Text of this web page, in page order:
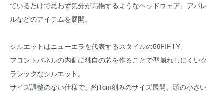
ているだけで思わず気分が高揚するようなヘッドウェア、アパレ
ルなどのアイテムを展開。
シルエットはニューエラを代表するスタイルの59FIFTY。
フロントパネルの内側に独自の芯を作ることで型崩れしにくいク
ラシックなシルエット。
サイズ調整のない仕様で、約1cm刻みのサイズ展開。頭の小さい